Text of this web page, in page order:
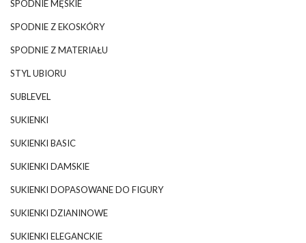
SPODNIE MĘSKIE
SPODNIE Z EKOSKÓRY
SPODNIE Z MATERIAŁU
STYL UBIORU
SUBLEVEL
SUKIENKI
SUKIENKI BASIC
SUKIENKI DAMSKIE
SUKIENKI DOPASOWANE DO FIGURY
SUKIENKI DZIANINOWE
SUKIENKI ELEGANCKIE